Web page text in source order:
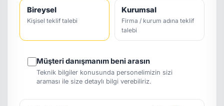
Bireysel
Kişisel teklif talebi
Kurumsal
Firma / kurum adına teklif
talebi
Müşteri danışmanım beni arasın
Teknik bilgiler konusunda personelimizin sizi
araması ile size detaylı bilgi verebiliriz.